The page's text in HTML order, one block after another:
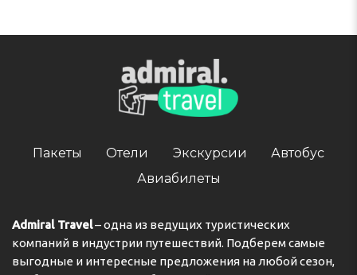
Пакеты Отели Экскурсии
Автобус
Авиабилеты
Admiral Travel– одна из ведущих туристических
компаний в индустрии путешествий. Подберем самые
выгодные и интересные предложения на любой сезон,